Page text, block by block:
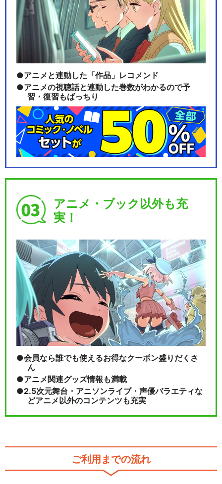
アニメと連動した「作品」レコメンド
アニメの視聴話と連動した巻数がわかるので予
習・復習もばっちり
アニメ・ブック以外も充
実！
会員なら誰でも使えるお得なクーポン盛りだくさ
ん
アニメ関連グッズ情報も満載
2.5次元舞台・アニソンライブ・声優バラエティな
どアニメ以外のコンテンツも充実
ご利用までの流れ